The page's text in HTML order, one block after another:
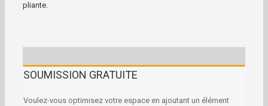
pliante.
SOUMISSION GRATUITE
Voulez-vous optimisez votre espace en ajoutant un élément